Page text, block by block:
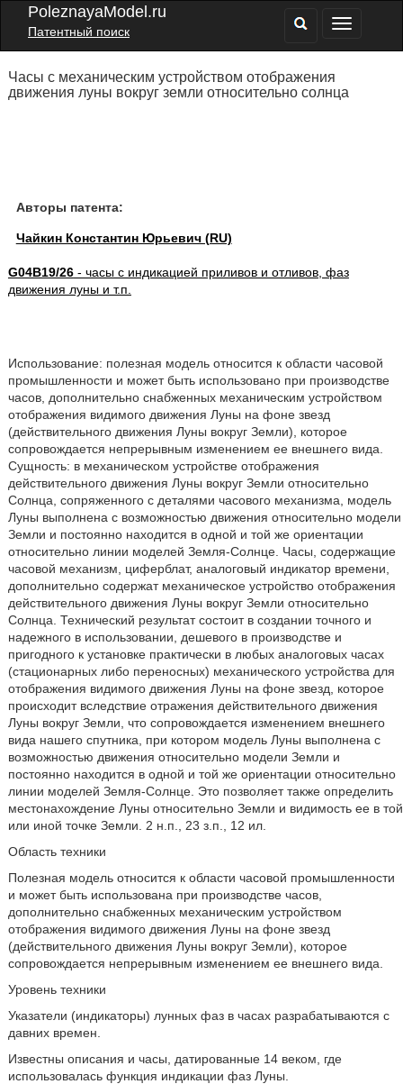
PoleznayaModel.ru
Патентный поиск
Часы с механическим устройством отображения
движения луны вокруг земли относительно солнца
Авторы патента:
Чайкин Константин Юрьевич (RU)
G04B19/26- часы с индикацией приливов и отливов, фаз
движения луны и т.п.
Использование: полезная модель относится к области часовой
промышленности и может быть использовано при производстве
часов, дополнительно снабженных механическим устройством
отображения видимого движения Луны на фоне звезд
(действительного движения Луны вокруг Земли), которое
сопровождается непрерывным изменением ее внешнего вида.
Сущность: в механическом устройстве отображения
действительного движения Луны вокруг Земли относительно
Солнца, сопряженного с деталями часового механизма, модель
Луны выполнена с возможностью движения относительно модели
Земли и постоянно находится в одной и той же ориентации
относительно линии моделей Земля-Солнце. Часы, содержащие
часовой механизм, циферблат, аналоговый индикатор времени,
дополнительно содержат механическое устройство отображения
действительного движения Луны вокруг Земли относительно
Солнца. Технический результат состоит в создании точного и
надежного в использовании, дешевого в производстве и
пригодного к установке практически в любых аналоговых часах
(стационарных либо переносных) механического устройства для
отображения видимого движения Луны на фоне звезд, которое
происходит вследствие отражения действительного движения
Луны вокруг Земли, что сопровождается изменением внешнего
вида нашего спутника, при котором модель Луны выполнена с
возможностью движения относительно модели Земли и
постоянно находится в одной и той же ориентации относительно
линии моделей Земля-Солнце. Это позволяет также определить
местонахождение Луны относительно Земли и видимость ее в той
или иной точке Земли. 2 н.п., 23 з.п., 12 ил.
Область техники
Полезная модель относится к области часовой промышленности
и может быть использована при производстве часов,
дополнительно снабженных механическим устройством
отображения видимого движения Луны на фоне звезд
(действительного движения Луны вокруг Земли), которое
сопровождается непрерывным изменением ее внешнего вида.
Уровень техники
Указатели (индикаторы) лунных фаз в часах разрабатываются с
давних времен.
Известны описания и часы, датированные 14 веком, где
использовалась функция индикации фаз Луны.